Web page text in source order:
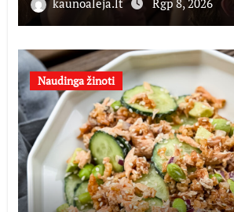
kaunoaleja.lt Rgp 8, 2026
Naudinga žinoti